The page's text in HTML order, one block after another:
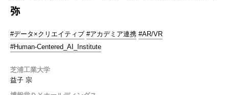
弥
#データ×クリエイティブ #アカデミア連携 #AR/VR
#Human-Centered_AI_Institute
芝浦工業大学
益子 宗